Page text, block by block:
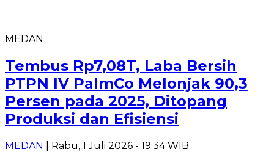
MEDAN
Tembus Rp7,08T, Laba Bersih
PTPN IV PalmCo Melonjak 90,3
Persen pada 2025, Ditopang
Produksi dan Efisiensi
MEDAN
| Rabu, 1 Juli 2026 - 19:34 WIB